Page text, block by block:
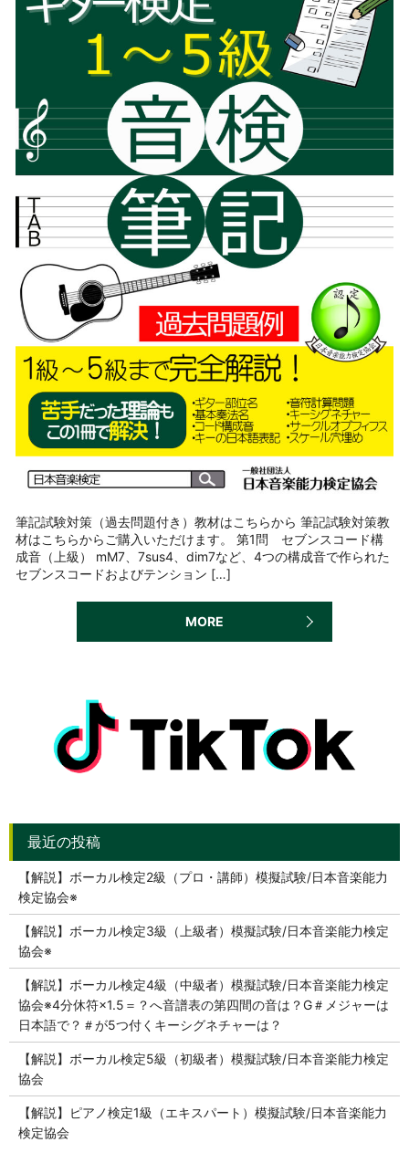
筆記試験対策（過去問題付き）教材はこちらから 筆記試験対策教
材はこちらからご購入いただけます。 第1問 セブンスコード構
成音（上級） mM7、7sus4、dim7など、4つの構成音で作られた
セブンスコードおよびテンション […]
MORE
【解説】ボーカル検定2級（プロ・講師）模擬試験/日本音楽能力
検定協会※
【解説】ボーカル検定3級（上級者）模擬試験/日本音楽能力検定
協会※
【解説】ボーカル検定4級（中級者）模擬試験/日本音楽能力検定
協会※4分休符×1.5＝？へ音譜表の第四間の音は？G＃メジャーは
日本語で？＃が5つ付くキーシグネチャーは？
【解説】ボーカル検定5級（初級者）模擬試験/日本音楽能力検定
協会
【解説】ピアノ検定1級（エキスパート）模擬試験/日本音楽能力
検定協会